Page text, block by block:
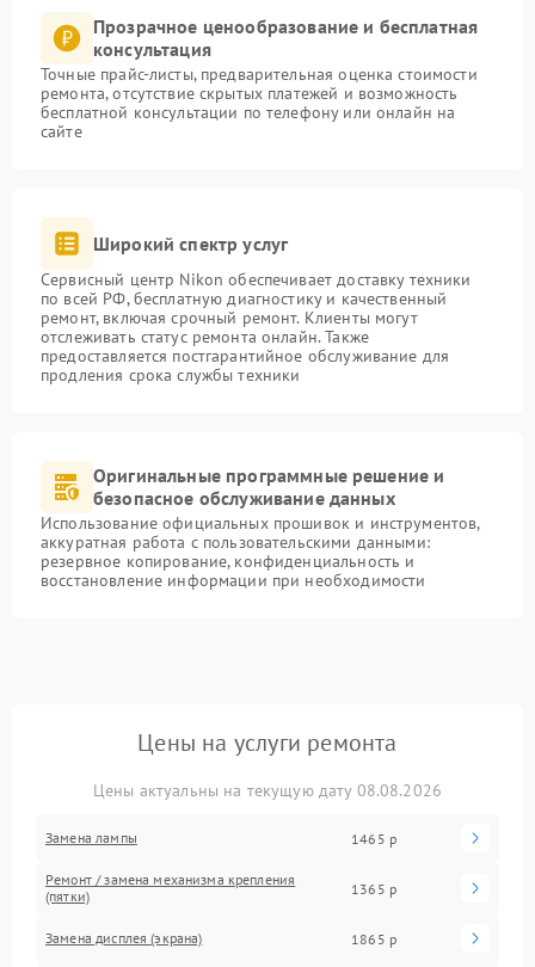
Прозрачное ценообразование и бесплатная
консультация
Точные прайс-листы, предварительная оценка стоимости
ремонта, отсутствие скрытых платежей и возможность
бесплатной консультации по телефону или онлайн на
сайте
Широкий спектр услуг
Сервисный центр Nikon обеспечивает доставку техники
по всей РФ, бесплатную диагностику и качественный
ремонт, включая срочный ремонт. Клиенты могут
отслеживать статус ремонта онлайн. Также
предоставляется постгарантийное обслуживание для
продления срока службы техники
Оригинальные программные решение и
безопасное обслуживание данных
Использование официальных прошивок и инструментов,
аккуратная работа с пользовательскими данными:
резервное копирование, конфиденциальность и
восстановление информации при необходимости
Цены на услуги ремонта
Цены актуальны на текущую дату 08.08.2026
Замена лампы 1465 р
Ремонт / замена механизма крепления
(пятки)
1365 р
Замена дисплея (экрана) 1865 р